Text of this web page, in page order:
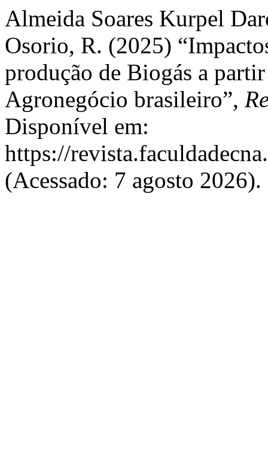
Almeida Soares Kurpel
Osorio, R. (2025)
produção de Biogás a
Agronegócio brasileiro”,
Disponível em:
https://
(Acessado: 7 agosto 2026).